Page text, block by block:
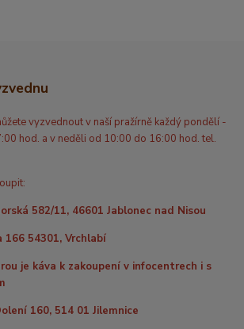
vyzvednout v naší pražírně každý pondělí -
hod. a v neděli od 10:00 do 16:00 hod. tel.
582/11, 46601 Jablonec nad Nisou
166 54301, Vrchlabí
je káva k zakoupení v infocentrech i s
160, 514 01 Jilemnice